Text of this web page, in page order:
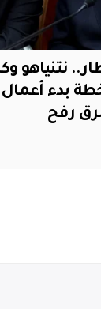
نتنياهو
بدء أعمال
رفح